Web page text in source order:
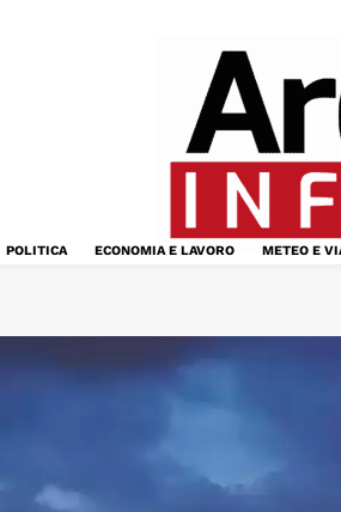
POLITICA ECONOMIA E LAVORO METEO E